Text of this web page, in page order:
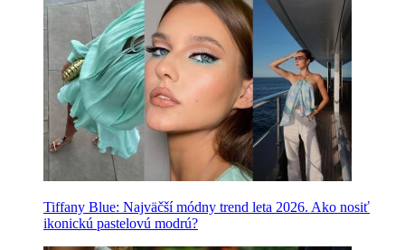
Tiffany Blue: Najväčší módny trend leta 2026. Ako nosiť
ikonickú pastelovú modrú?